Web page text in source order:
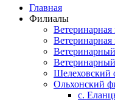
Главная
Филиалы
Шелеховский
Ольхонский
с.